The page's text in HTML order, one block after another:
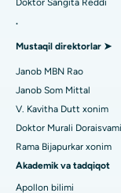
Umumiy
Psixologni
Umumiy
Gandhinagar,
Aragonda,
Bannerghatta
Bhubaneswardagi
Bilaspurdagi
Ahmedabaddagi
Orqaga elkalarni
Bachadon
Ko'krak bezi
Brakiterapiya
Doktor Sangita Reddi
.
Mustaqil direktorlar ➤
Janob MBN Rao
Janob Som Mittal
V. Kavitha Dutt xonim
Doktor Murali Doraisvami
Rama Bijapurkar xonim
Akademik va tadqiqot
Apollon bilimi